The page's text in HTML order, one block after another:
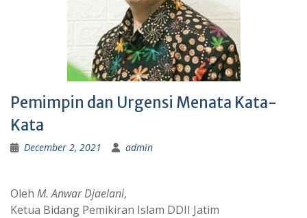
Pemimpin dan Urgensi Menata Kata-
Kata
December 2, 2021 admin
Oleh M. Anwar Djaelani,
Ketua Bidang Pemikiran Islam DDII Jatim